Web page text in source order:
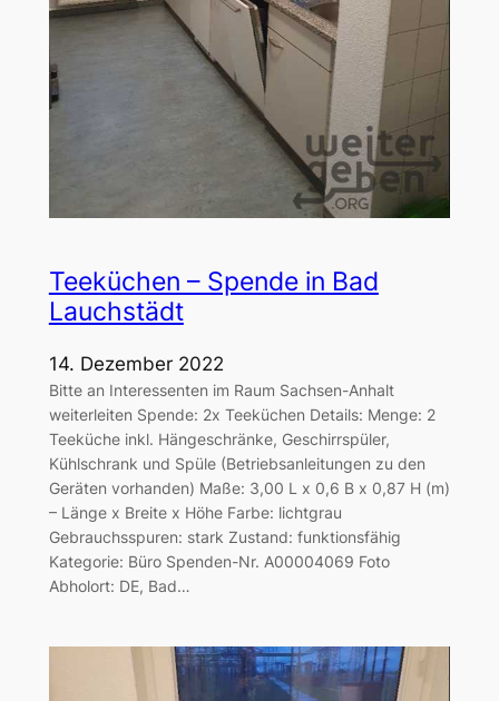
Teeküchen – Spende in Bad
Lauchstädt
14. Dezember 2022
Bitte an Interessenten im Raum Sachsen-Anhalt
weiterleiten Spende: 2x Teeküchen Details: Menge: 2
Teeküche inkl. Hängeschränke, Geschirrspüler,
Kühlschrank und Spüle (Betriebsanleitungen zu den
Geräten vorhanden) Maße: 3,00 L x 0,6 B x 0,87 H (m)
– Länge x Breite x Höhe Farbe: lichtgrau
Gebrauchsspuren: stark Zustand: funktionsfähig
Kategorie: Büro Spenden-Nr. A00004069 Foto
Abholort: DE, Bad…